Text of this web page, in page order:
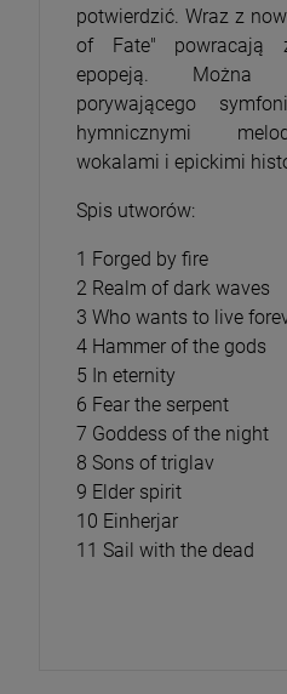
potwierdzić. Wraz z
of Fate" powracają
epopeją. Można
porywającego
hymnicznymi
wokalami i epickimi
Spis utworów:
1 Forged by fire
2 Realm of dark waves
3 Who wants to live
4 Hammer of the gods
5 In eternity
6 Fear the serpent
7 Goddess of the night
8 Sons of triglav
9 Elder spirit
10 Einherjar
11 Sail with the dead